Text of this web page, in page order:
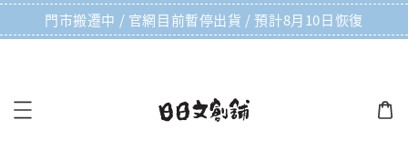
門市搬遷中 / 官網目前暫停出貨 / 預計8月10日恢復